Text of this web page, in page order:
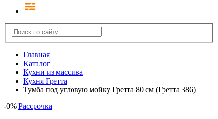
Главная
Каталог
Кухни из массива
Кухня Гретта
Тумба под угловую мойку Гретта 80 см (Гретта 386)
-0% Рассрочка